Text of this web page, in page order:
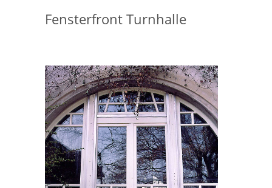
Fensterfront Turnhalle